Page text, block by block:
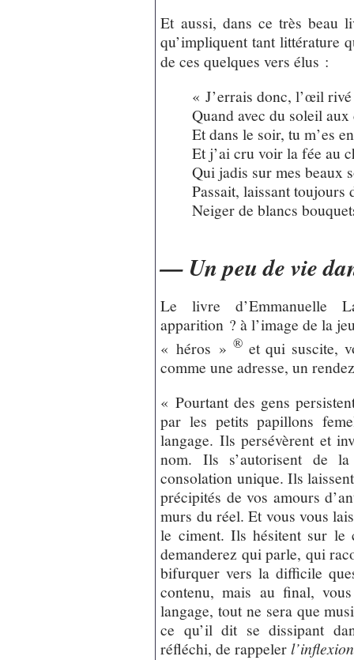
Et aussi, dans ce très beau
qu’impliquent tant littérature
de ces quelques vers élus :
« J’errais donc, l’œil
Quand avec du soleil
Et dans le soir, tu m’es
Et j’ai cru voir la fée au
Qui jadis sur mes beaux
Passait, laissant toujours
Neiger de blancs
— Un peu de vie
Le livre d’Emmanuelle
apparition ? à l’image de la
« héros » ®et qui suscite,
comme une adresse, un
« Pourtant des gens
par les petits papillons
langage. Ils persévèrent et
nom. Ils s’autorisent de
consolation unique. Ils
précipités de vos amours
murs du réel. Et vous vous
le ciment. Ils hésitent sur le
demanderez qui parle, qui
bifurquer vers la difficile
contenu, mais au final,
langage, tout ne sera que
ce qu’il dit se dissipant
réfléchi, de rappeler